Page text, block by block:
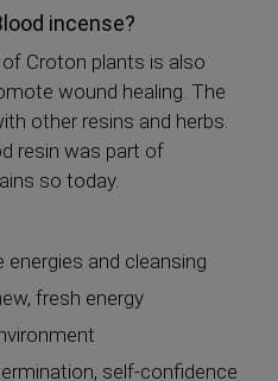
incense?
of Croton plants is also
wound healing. The
other resins and herbs.
resin was part of
so today.
energies and cleansing
fresh energy
self-confidence